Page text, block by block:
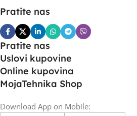
Pratite nas
Pratite nas
Uslovi kupovine
Online kupovina
MojaTehnika Shop
Download App on Mobile: